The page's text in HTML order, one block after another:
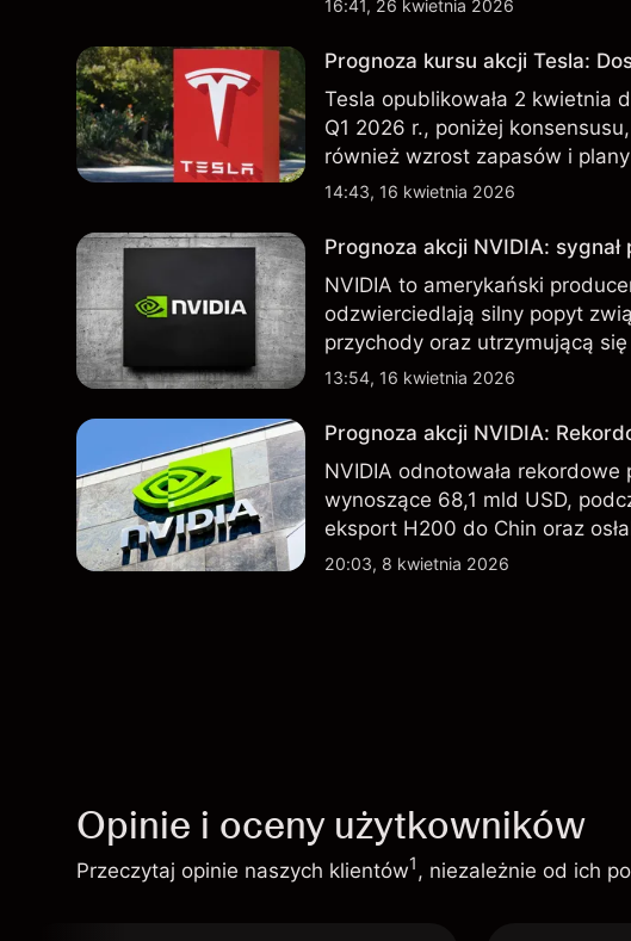
16:41, 26 kwietnia 2026
Prognoza kursu akcji Tesla:
Tesla opublikowała 2 kwietnia
Q1 2026 r., poniżej
również wzrost zapasów i
nowego SUV-a. Wyniki
14:43, 16 kwietnia 2026
Prognoza akcji NVIDIA:
NVIDIA to amerykański
odzwierciedlają silny popyt
przychody oraz utrzymującą
Chin. Poznaj cele NVDA od
13:54, 16 kwietnia 2026
Prognoza akcji NVIDIA:
NVIDIA odnotowała
wynoszące 68,1 mld USD,
eksport H200 do Chin oraz
technologicznego nadal
20:03, 8 kwietnia 2026
Opinie i oceny użytkowników
Przeczytaj opinie naszych klientów1, niezależnie od ich